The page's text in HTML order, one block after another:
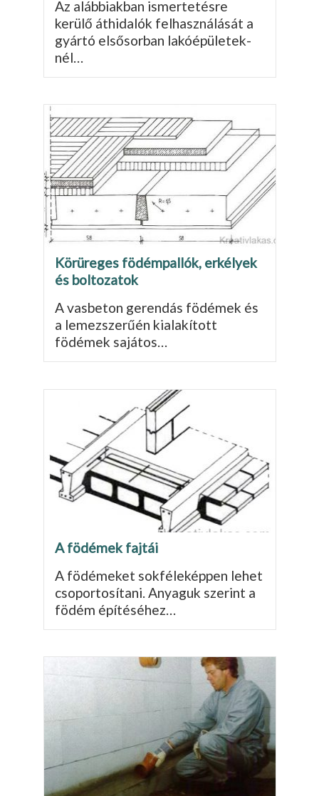
Az alábbiakban ismertetésre
kerülő áthidalók felhasználását a
gyártó elsősorban lakóépületek­
nél…
Körüreges födémpallók, erkélyek
és boltozatok
A vasbeton gerendás födémek és
a lemez­szerűén kialakított
födémek sajátos…
A födémek fajtái
A födémeket sokféleképpen lehet
csoportosítani. Anyaguk szerint a
födém építéséhez…